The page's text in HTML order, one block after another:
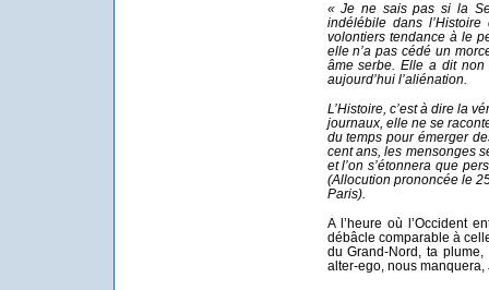
« Je ne sais pas si la
indélébile dans
volontiers tendance à le
elle n’a pas cédé un
âme serbe. Elle a dit non
aujourd’hui l’aliénation.
L’Histoire, c’est à dire la
journaux, elle ne se
du temps pour émerger
cent ans, les mensonges
et l’on s’étonnera que
(Allocution prononcée le
Paris).
A l’heure où l’Occident
débâcle comparable à
du Grand-Nord, ta
alter-ego, nous